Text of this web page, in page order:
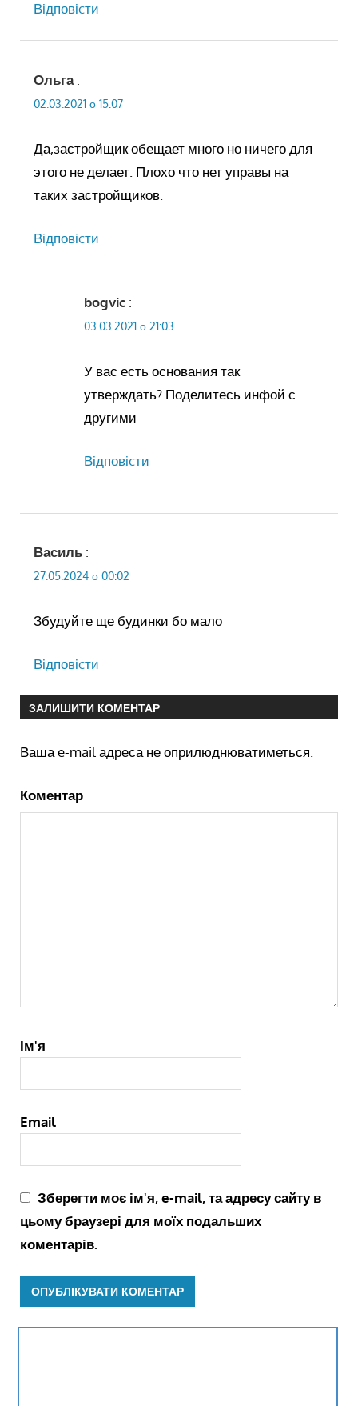
Відповіcти
Ольга :
02.03.2021 о 15:07
Да,застройщик обещает много но ничего для
этого не делает. Плохо что нет управы на
таких застройщиков.
Відповіcти
bogvic :
03.03.2021 о 21:03
У вас есть основания так
утверждать? Поделитесь инфой с
другими
Відповіcти
Василь :
27.05.2024 о 00:02
Збудуйте ще будинки бо мало
Відповіcти
ЗАЛИШИТИ КОМЕНТАР
Ваша e-mail адреса не оприлюднюватиметься.
Коментар
Ім'я
Email
Зберегти моє ім'я, e-mail, та адресу сайту в
цьому браузері для моїх подальших
коментарів.